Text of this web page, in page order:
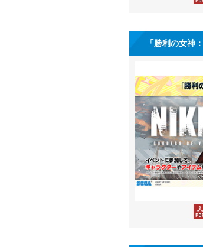
「勝利の女神